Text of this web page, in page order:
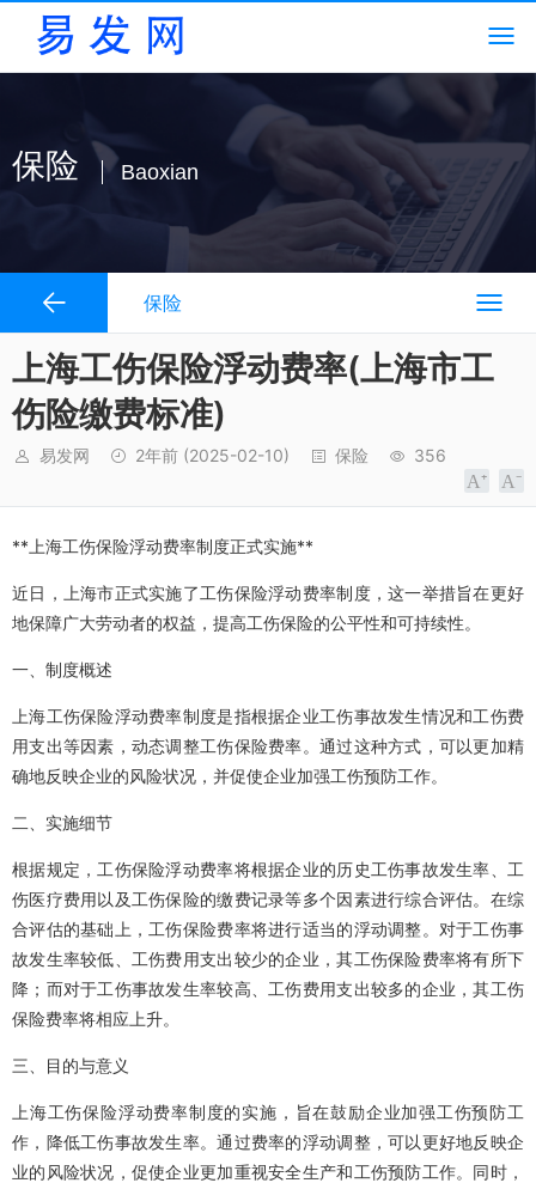
保险 Baoxian
保险
上海工伤保险浮动费率(上海市工
伤险缴费标准)
易发网 2年前 (2025-02-10) 保险 356
**上海工伤保险浮动费率制度正式实施**
近日，上海市正式实施了工伤保险浮动费率制度，这一举措旨在更好
地保障广大劳动者的权益，提高工伤保险的公平性和可持续性。
一、制度概述
上海工伤保险浮动费率制度是指根据企业工伤事故发生情况和工伤费
用支出等因素，动态调整工伤保险费率。通过这种方式，可以更加精
确地反映企业的风险状况，并促使企业加强工伤预防工作。
二、实施细节
根据规定，工伤保险浮动费率将根据企业的历史工伤事故发生率、工
伤医疗费用以及工伤保险的缴费记录等多个因素进行综合评估。在综
合评估的基础上，工伤保险费率将进行适当的浮动调整。对于工伤事
故发生率较低、工伤费用支出较少的企业，其工伤保险费率将有所下
降；而对于工伤事故发生率较高、工伤费用支出较多的企业，其工伤
保险费率将相应上升。
三、目的与意义
上海工伤保险浮动费率制度的实施，旨在鼓励企业加强工伤预防工
作，降低工伤事故发生率。通过费率的浮动调整，可以更好地反映企
业的风险状况，促使企业更加重视安全生产和工伤预防工作。同时，